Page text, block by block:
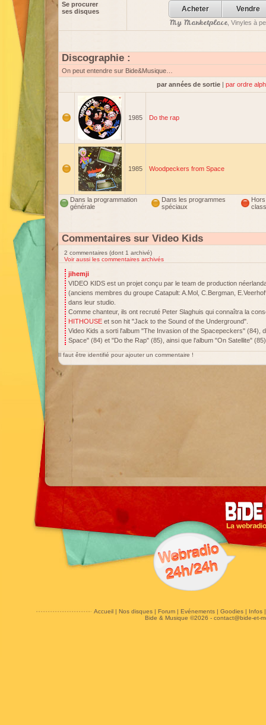
Se procurer
ses disques
Acheter Vendre
My Marketplace, Vinyles à
Discographie :
On peut entendre sur Bide&Musique…
par années de sortie | par ordre
1985 Do the rap
1985 Woodpeckers from Space
Dans la programmation
générale
Dans les programmes
spéciaux
Hors
Commentaires sur Video Kids
2 commentaires (dont 1 archivé)
Voir aussi les commentaires archivés
jihemji
VIDEO KIDS est un projet conçu par le team de production
(anciens membres du groupe Catapult: A.Mol, C.Bergman,
dans leur studio.
Comme chanteur, ils ont recruté Peter Slaghuis qui connaîtra la
HITHOUSE et son hit "Jack to the Sound of the Underground".
Video Kids a sorti l'album "The Invasion of the Spacepeckers" (84),
Space" (84) et "Do the Rap" (85), ainsi que l'album "On Satellite"
Il faut être identifié pour ajouter un commentaire !
Accueil| Nos disques| Forum| Evénements| Goodies| Infos
Bide & Musique ©2026 - contact@bide-et-